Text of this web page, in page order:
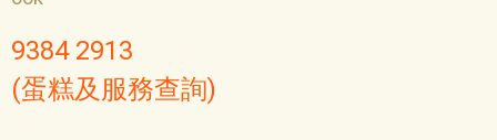
9384 2913
(蛋糕及服務查詢)